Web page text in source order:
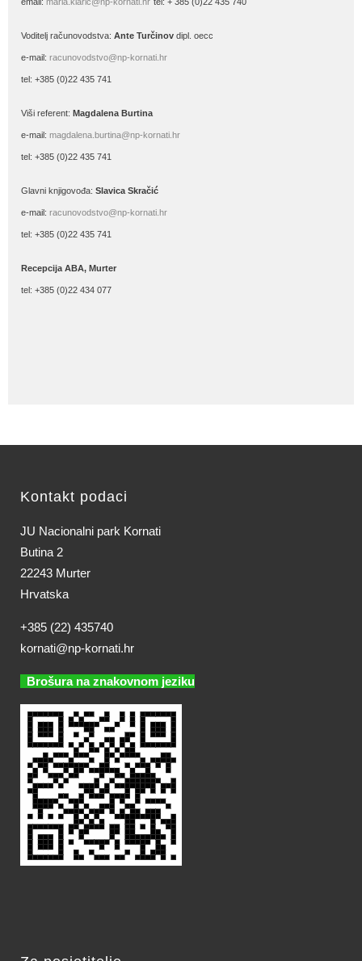
Voditelj računovodstva: Ante Turčinov dipl. oecc
e-mail: racunovodstvo@np-kornati.hr
tel: +385 (0)22 435 741
Viši referent: Magdalena Burtina
e-mail: magdalena.burtina@np-kornati.hr
tel: +385 (0)22 435 741
Glavni knjigovođa: Slavica Skračić
e-mail: racunovodstvo@np-kornati.hr
tel: +385 (0)22 435 741
Recepcija ABA, Murter
tel: +385 (0)22 434 077
Kontakt podaci
JU Nacionalni park Kornati
Butina 2
22243 Murter
Hrvatska
+385 (22) 435740
kornati@np-kornati.hr
Brošura na znakovnom jeziku